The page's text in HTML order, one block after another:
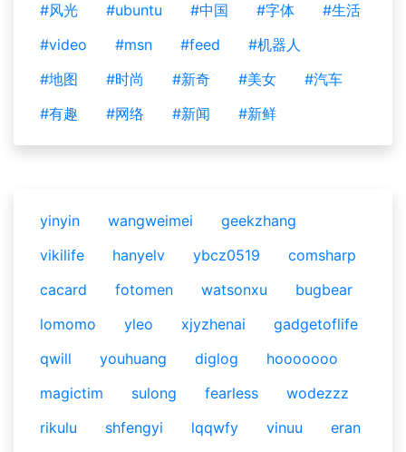
#风光
#ubuntu #中国 #字体
#生活
#video
#msn #feed
#机器人
#地图
#时尚 #新奇 #美女
#汽车
#有趣
#网络 #新闻 #新鲜
yinyin wangweimei
geekzhang
vikilife
hanyelv ybcz0519
comsharp
cacard
fotomen watsonxu
bugbear
lomomo
yleo xjyzhenai
gadgetoflife
qwill
youhuang diglog
hooooooo
magictim
sulong fearless
wodezzz
rikulu
shfengyi lqqwfy vinuu
eran